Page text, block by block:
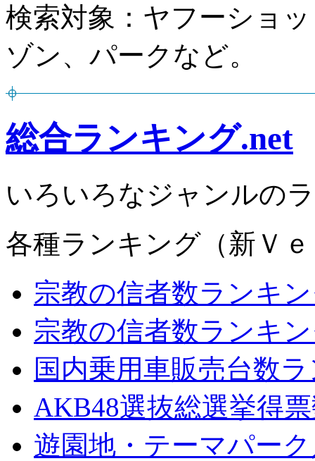
検索対象：ヤフーショ
ゾン、パークなど。
総合ランキング.net
いろいろなジャンルの
各種ランキング（新Ｖ
宗教の信者数ランキ
宗教の信者数ランキ
国内乗用車販売台数
AKB48選抜総選挙得
遊園地・テーマパー